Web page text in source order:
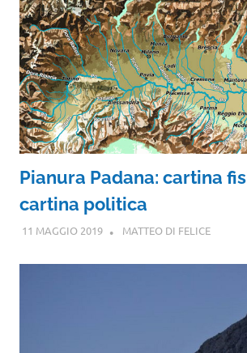
Pianura Padana: cartina
cartina politica
11 MAGGIO 2019 MATTEO DI FELICE